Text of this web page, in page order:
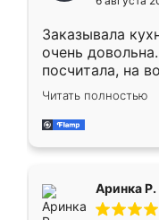
мебели буду
Заказывала
очень
посчитала, на
Замерщик
делу со всей
за день, ребята
Читать полностью
Аринка Р.